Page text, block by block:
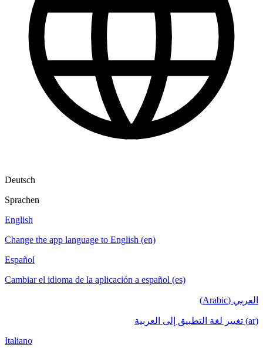
Deutsch
Sprachen
English
Change the app language to English (en)
Español
Cambiar el idioma de la aplicación a español (es)
العربي (Arabic)
(ar) تغيير لغة التطبيق إلى العربية
Italiano